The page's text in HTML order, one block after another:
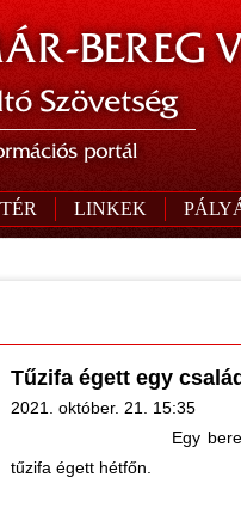
BEREG
Szövetség
portál
LINKEK
Tűzifa égett egy
2021. október. 21. 15:35
Egy
tűzifa égett hétfőn.